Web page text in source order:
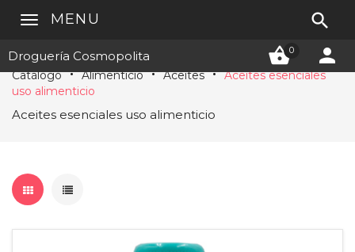
Droguería Cosmopolita 0 
MENU 
Catálogo Alimenticio Aceites
Aceites esenciales
uso alimenticio
Aceites esenciales uso alimenticio